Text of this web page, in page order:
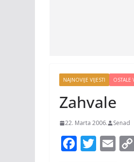
NAJNOVIJE VIJESTI OSTALE
Zahvale
22. Marta 2006. Senad
F T E